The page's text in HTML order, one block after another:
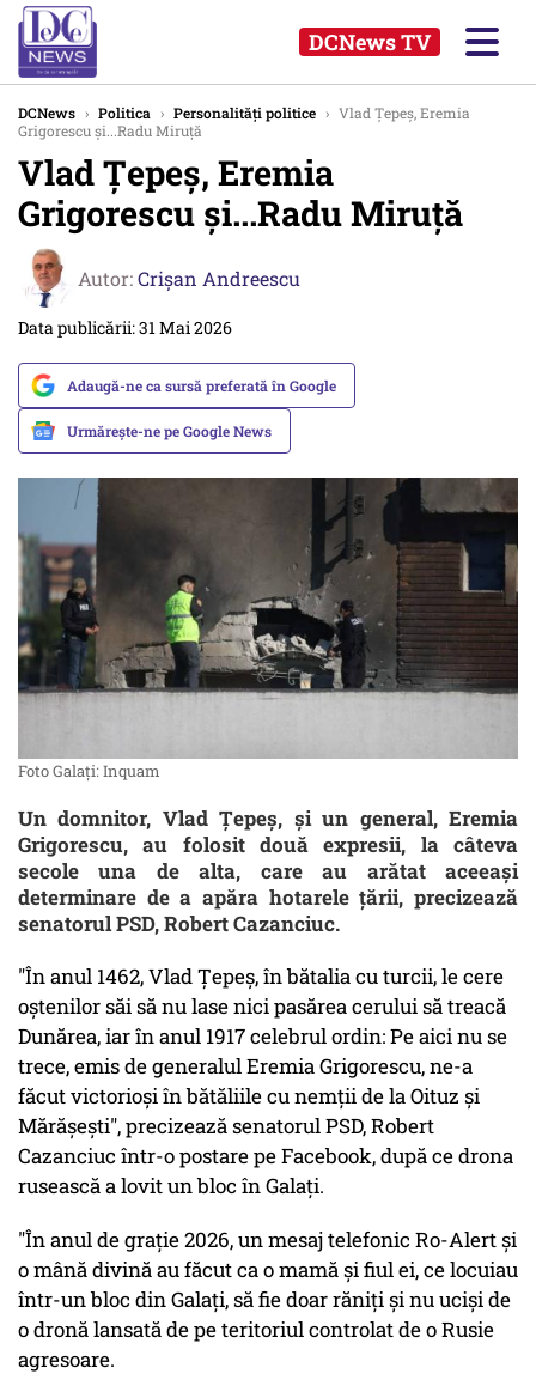
DCNews TV
DCNews › Politica › Personalități politice › Vlad Țepeș, Eremia
Grigorescu și...Radu Miruță
Vlad Țepeș, Eremia
Grigorescu și...Radu Miruță
Autor:Crişan Andreescu
Data publicării: 31 Mai 2026
Adaugă-ne ca sursă preferată în Google
Urmărește-ne pe Google News
Foto Galați: Inquam
Un domnitor, Vlad Țepeș, și un general, Eremia
Grigorescu, au folosit două expresii, la câteva
secole una de alta, care au arătat aceeași
determinare de a apăra hotarele țării, precizează
senatorul PSD, Robert Cazanciuc.
"În anul 1462, Vlad Țepeș, în bătalia cu turcii, le cere
oștenilor săi să nu lase nici pasărea cerului să treacă
Dunărea, iar în anul 1917 celebrul ordin: Pe aici nu se
trece, emis de generalul Eremia Grigorescu, ne-a
făcut victorioși în bătăliile cu nemții de la Oituz și
Mărășești", precizează senatorul PSD, Robert
Cazanciuc într-o postare pe Facebook, după ce drona
rusească a lovit un bloc în Galați.
"În anul de grație 2026, un mesaj telefonic Ro-Alert și
o mână divină au făcut ca o mamă și fiul ei, ce locuiau
într-un bloc din Galați, să fie doar răniți și nu uciși de
o dronă lansată de pe teritoriul controlat de o Rusie
agresoare.